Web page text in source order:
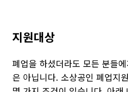
지원대상
폐업을 하셨더라도 모든 분들
은 아닙니다. 소상공인 폐업지